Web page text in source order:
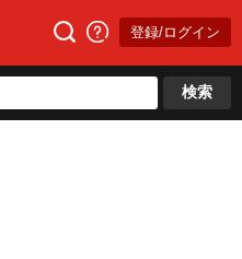
登録/ログイン
検索